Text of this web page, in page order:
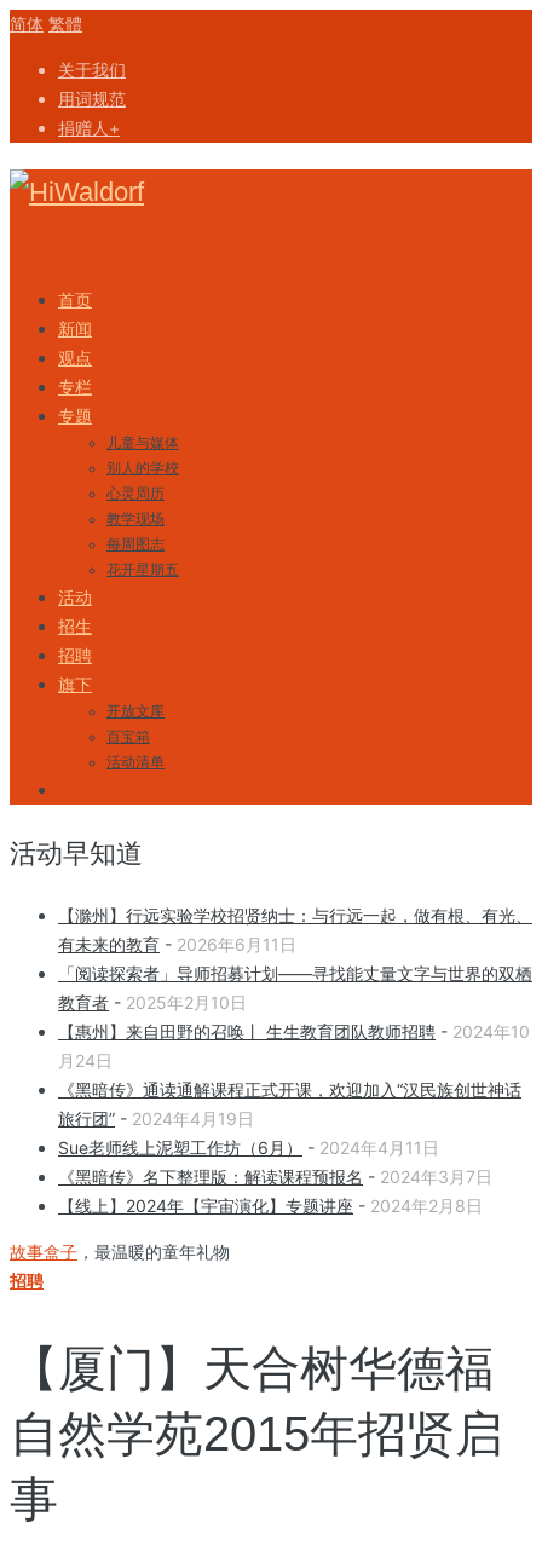
简体 繁體
关于我们
用词规范
捐赠人+
首页
新闻
观点
专栏
专题
儿童与媒体
别人的学校
心灵周历
教学现场
每周图志
花开星期五
活动
招生
招聘
旗下
开放文库
百宝箱
活动清单
活动早知道
【滁州】行远实验学校招贤纳士：与行远一起，做有根、有光、
有未来的教育 - 2026年6月11日
「阅读探索者」导师招募计划——寻找能丈量文字与世界的双栖
教育者 - 2025年2月10日
【惠州】来自田野的召唤丨 生生教育团队教师招聘 - 2024年10
月24日
《黑暗传》通读通解课程正式开课，欢迎加入“汉民族创世神话
旅行团” - 2024年4月19日
Sue老师线上泥塑工作坊（6月）
- 2024年4月11日
《黑暗传》名下整理版：解读课程预报名 - 2024年3月7日
【线上】2024年【宇宙演化】专题讲座 - 2024年2月8日
故事盒子 ，最温暖的童年礼物
招聘
【厦门】天合树华德福
自然学苑2015年招贤启
事